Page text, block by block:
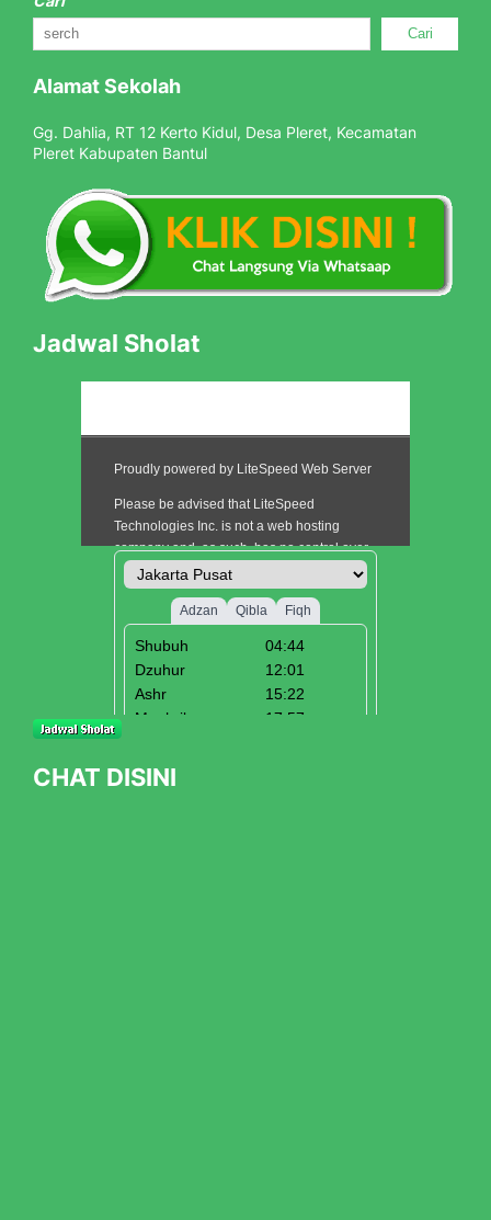
Cari
Alamat Sekolah
Gg. Dahlia, RT 12 Kerto Kidul, Desa Pleret, Kecamatan
Pleret Kabupaten Bantul
Jadwal Sholat
CHAT DISINI